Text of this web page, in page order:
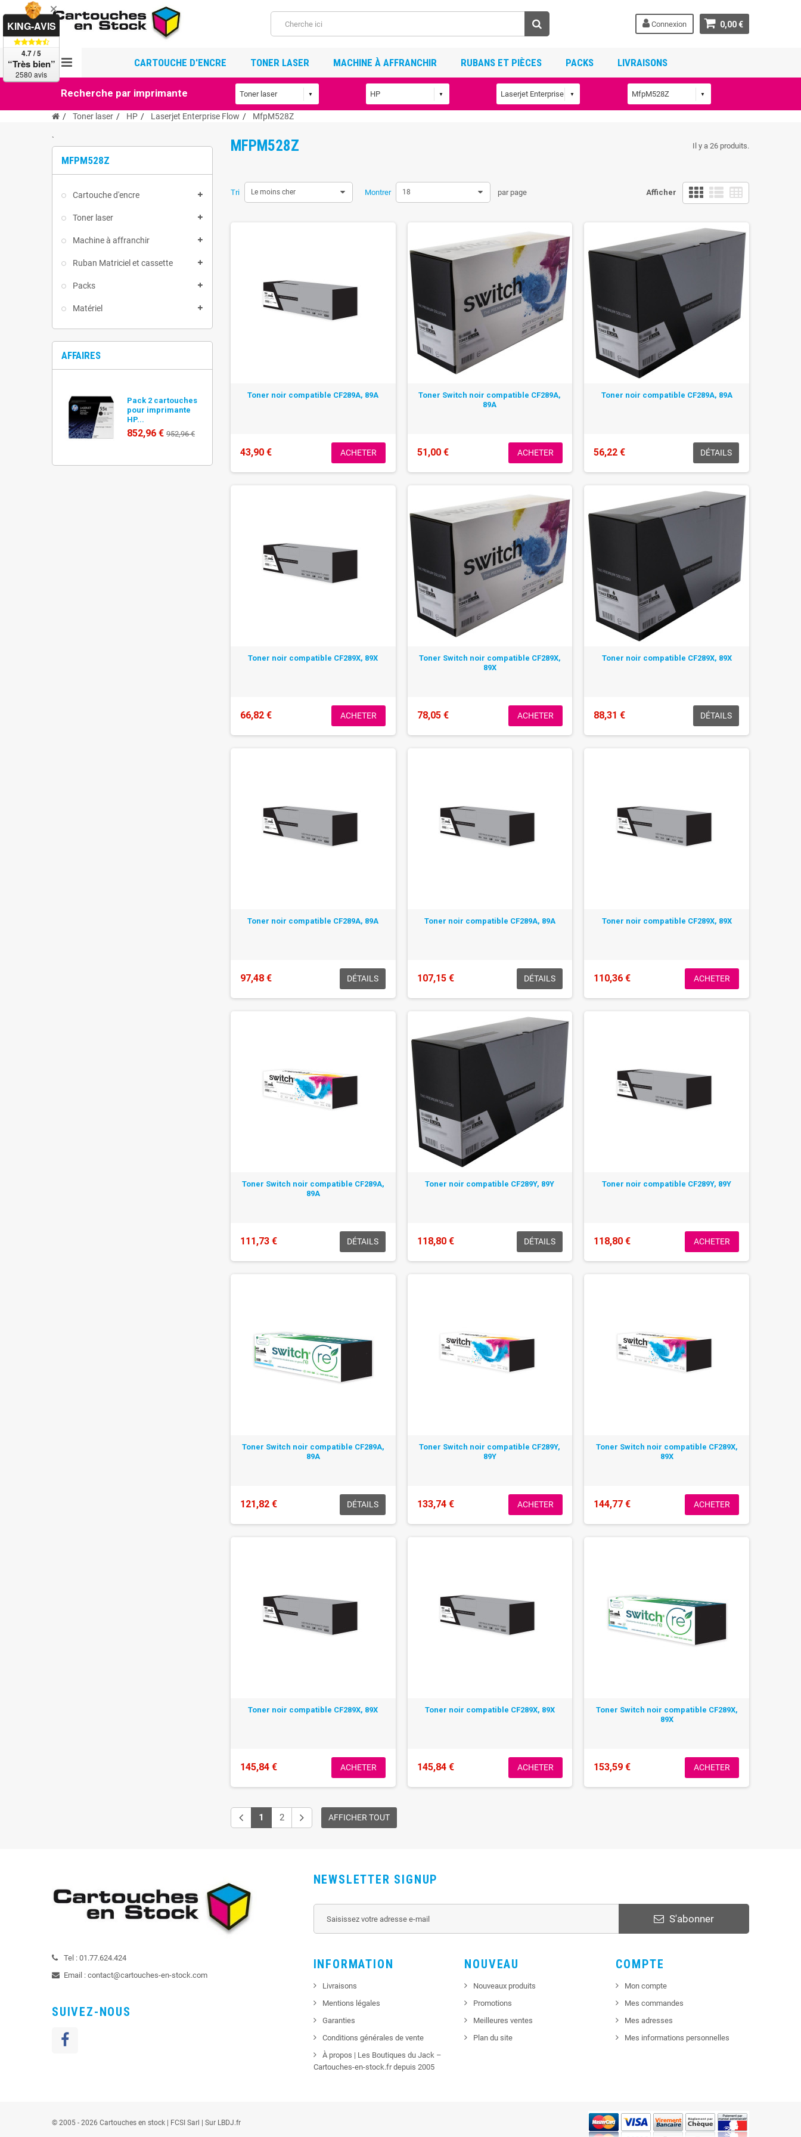
0,00 €
Connexion
CARTOUCHE D'ENCRE TONER LASER MACHINE À AFFRANCHIR RUBANS ET PIÈCES PACKS LIVRAISONS
Recherche par imprimante
Toner laser HP Laserjet Enterprise Flow MfpM528Z
`
MFPM528Z
Cartouche d'encre
Toner laser
Machine à affranchir
Ruban Matriciel et cassette
Packs
Matériel
AFFAIRES
Pack 2 cartouches
pour imprimante
HP...
852,96 € 952,96 €
MFPM528Z Il y a 26 produits.
Afficher
Tri Le moins cher Montrer 18 par page
Toner noir compatible CF289A, 89A
43,90 € ACHETER
Toner Switch noir compatible CF289A,
89A
51,00 € ACHETER
Toner noir compatible CF289A, 89A
56,22 € DÉTAILS
Toner noir compatible CF289X, 89X
66,82 € ACHETER
Toner Switch noir compatible CF289X,
89X
78,05 € ACHETER
Toner noir compatible CF289X, 89X
88,31 € DÉTAILS
Toner noir compatible CF289A, 89A
97,48 € DÉTAILS
Toner noir compatible CF289A, 89A
107,15 € DÉTAILS
Toner noir compatible CF289X, 89X
110,36 € ACHETER
Toner Switch noir compatible CF289A,
89A
111,73 € DÉTAILS
Toner noir compatible CF289Y, 89Y
118,80 € DÉTAILS
Toner noir compatible CF289Y, 89Y
118,80 € ACHETER
Toner Switch noir compatible CF289A,
89A
121,82 € DÉTAILS
Toner Switch noir compatible CF289Y,
89Y
133,74 € ACHETER
Toner Switch noir compatible CF289X,
89X
144,77 € ACHETER
Toner noir compatible CF289X, 89X
145,84 € ACHETER
Toner noir compatible CF289X, 89X
145,84 € ACHETER
Toner Switch noir compatible CF289X,
89X
153,59 € ACHETER
1 2 AFFICHER TOUT
Tel : 01.77.624.424
Email : contact@cartouches-en-stock.com
SUIVEZ-NOUS
NEWSLETTER SIGNUP
S'abonner
INFORMATION
Livraisons
Mentions légales
Garanties
Conditions générales de vente
À propos | Les Boutiques du Jack –
Cartouches-en-stock.fr depuis 2005
NOUVEAU
Nouveaux produits
Promotions
Meilleures ventes
Plan du site
COMPTE
Mon compte
Mes commandes
Mes adresses
Mes informations personnelles
© 2005 - 2026 Cartouches en stock | FCSI Sarl | Sur LBDJ.fr
KING-AVIS
4.7 / 5
“Très bien”
2580 avis